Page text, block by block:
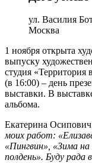
ул. Василия
Москва
1 ноября открыта
выпуску
студия
(в 16:00) – день
выставки. В
альбома.
Екатерина
моих работ:
«Пингвин», «Зима
полдень». Буду рада